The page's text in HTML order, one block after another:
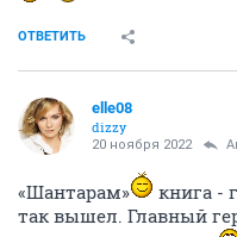
ОТВЕТИТЬ
elle08
dizzy
20 ноября 2022
«Шантарам»
книга -
так вышел. Главный